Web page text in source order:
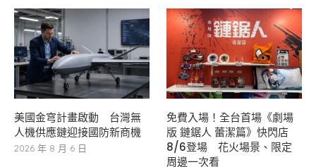
美國金穹計畫啟動 台灣無
人機供應鏈迎接國防新商機
2026 年 8 月 6 日
免費入場！全台首場《劇場
版 鏈鋸人 蕾潔篇》快閃店
8/6登場 花火場景、限定
周邊一次看